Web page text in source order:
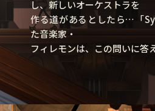
し、新しいオーケストラを
作る道があるとしたら…「
た音楽家・
フィレモンは、この問いに答